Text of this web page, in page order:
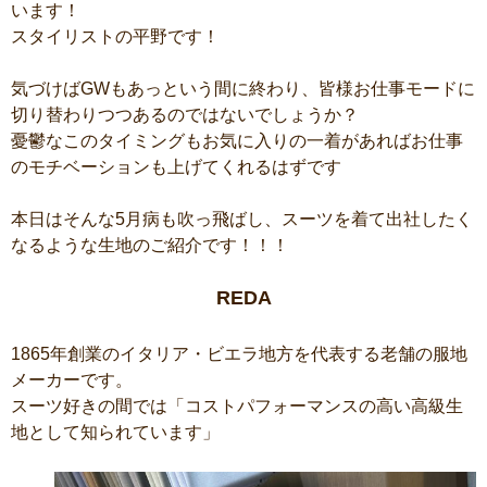
います！
スタイリストの平野です！
気づけばGWもあっという間に終わり、皆様お仕事モードに
切り替わりつつあるのではないでしょうか？
憂鬱なこのタイミングもお気に入りの一着があればお仕事
のモチベーションも上げてくれるはずです
本日はそんな5月病も吹っ飛ばし、スーツを着て出社したく
なるような生地のご紹介です！！！
REDA
1865年創業のイタリア・ビエラ地方を代表する老舗の服地
メーカーです。
スーツ好きの間では「コストパフォーマンスの高い高級生
地として知られています」